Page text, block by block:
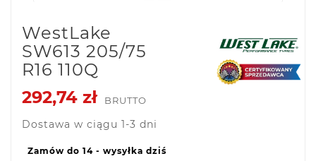
WestLake
SW613 205/75
R16 110Q
292,74 zł
BRUTTO
Dostawa w ciągu 1-3 dni
Zamów do 14 - wysyłka dziś